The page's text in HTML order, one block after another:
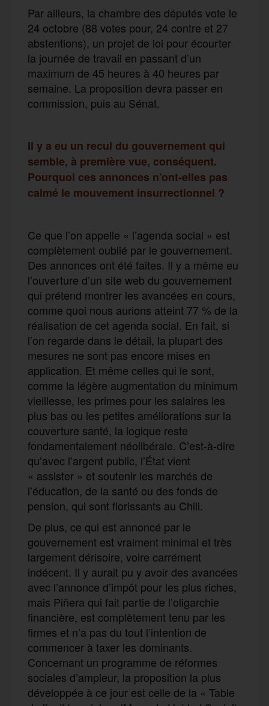
Par ailleurs, la chambre des députés vote le
24 octobre (88 votes pour, 24 contre et 27
abstentions), un projet de loi pour écourter
la journée de travail en passant d’un
maximum de 45 heures à 40 heures par
semaine. La proposition devra passer en
commission, puis au Sénat.
Il y a eu un recul du gouvernement qui
semble, à première vue, conséquent.
Pourquoi ces annonces n’ont-elles pas
calmé le mouvement insurrectionnel ?
Ce que l’on appelle « l’agenda social » est
complètement oublié par le gouvernement.
Des annonces ont été faites. Il y a même eu
l’ouverture d’un site web du gouvernement
qui prétend montrer les avancées en cours,
comme quoi nous aurions atteint 77 % de la
réalisation de cet agenda social. En fait, si
l’on regarde dans le détail, la plupart des
mesures ne sont pas encore mises en
application. Et même celles qui le sont,
comme la légère augmentation du minimum
vieillesse, les primes pour les salaires les
plus bas ou les petites améliorations sur la
couverture santé, la logique reste
fondamentalement néolibérale. C’est-à-dire
qu’avec l’argent public, l’État vient
« assister » et soutenir les marchés de
l’éducation, de la santé ou des fonds de
pension, qui sont florissants au Chili.
De plus, ce qui est annoncé par le
gouvernement est vraiment minimal et très
largement dérisoire, voire carrément
indécent. Il y aurait pu y avoir des avancées
avec l’annonce d’impôt pour les plus riches,
mais Piñera qui fait partie de l’oligarchie
financière, est complètement tenu par les
firmes et n’a pas du tout l’intention de
commencer à taxer les dominants.
Concernant un programme de réformes
sociales d’ampleur, la proposition la plus
développée à ce jour est celle de la « Table